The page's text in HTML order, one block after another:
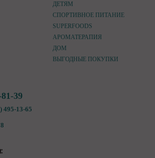
ДЕТЯМ
СПОРТИВНОЕ ПИТАНИЕ
SUPERFOODS
АРОМАТЕРАПИЯ
ДОМ
ВЫГОДНЫЕ ПОКУПКИ
39
495-13-65